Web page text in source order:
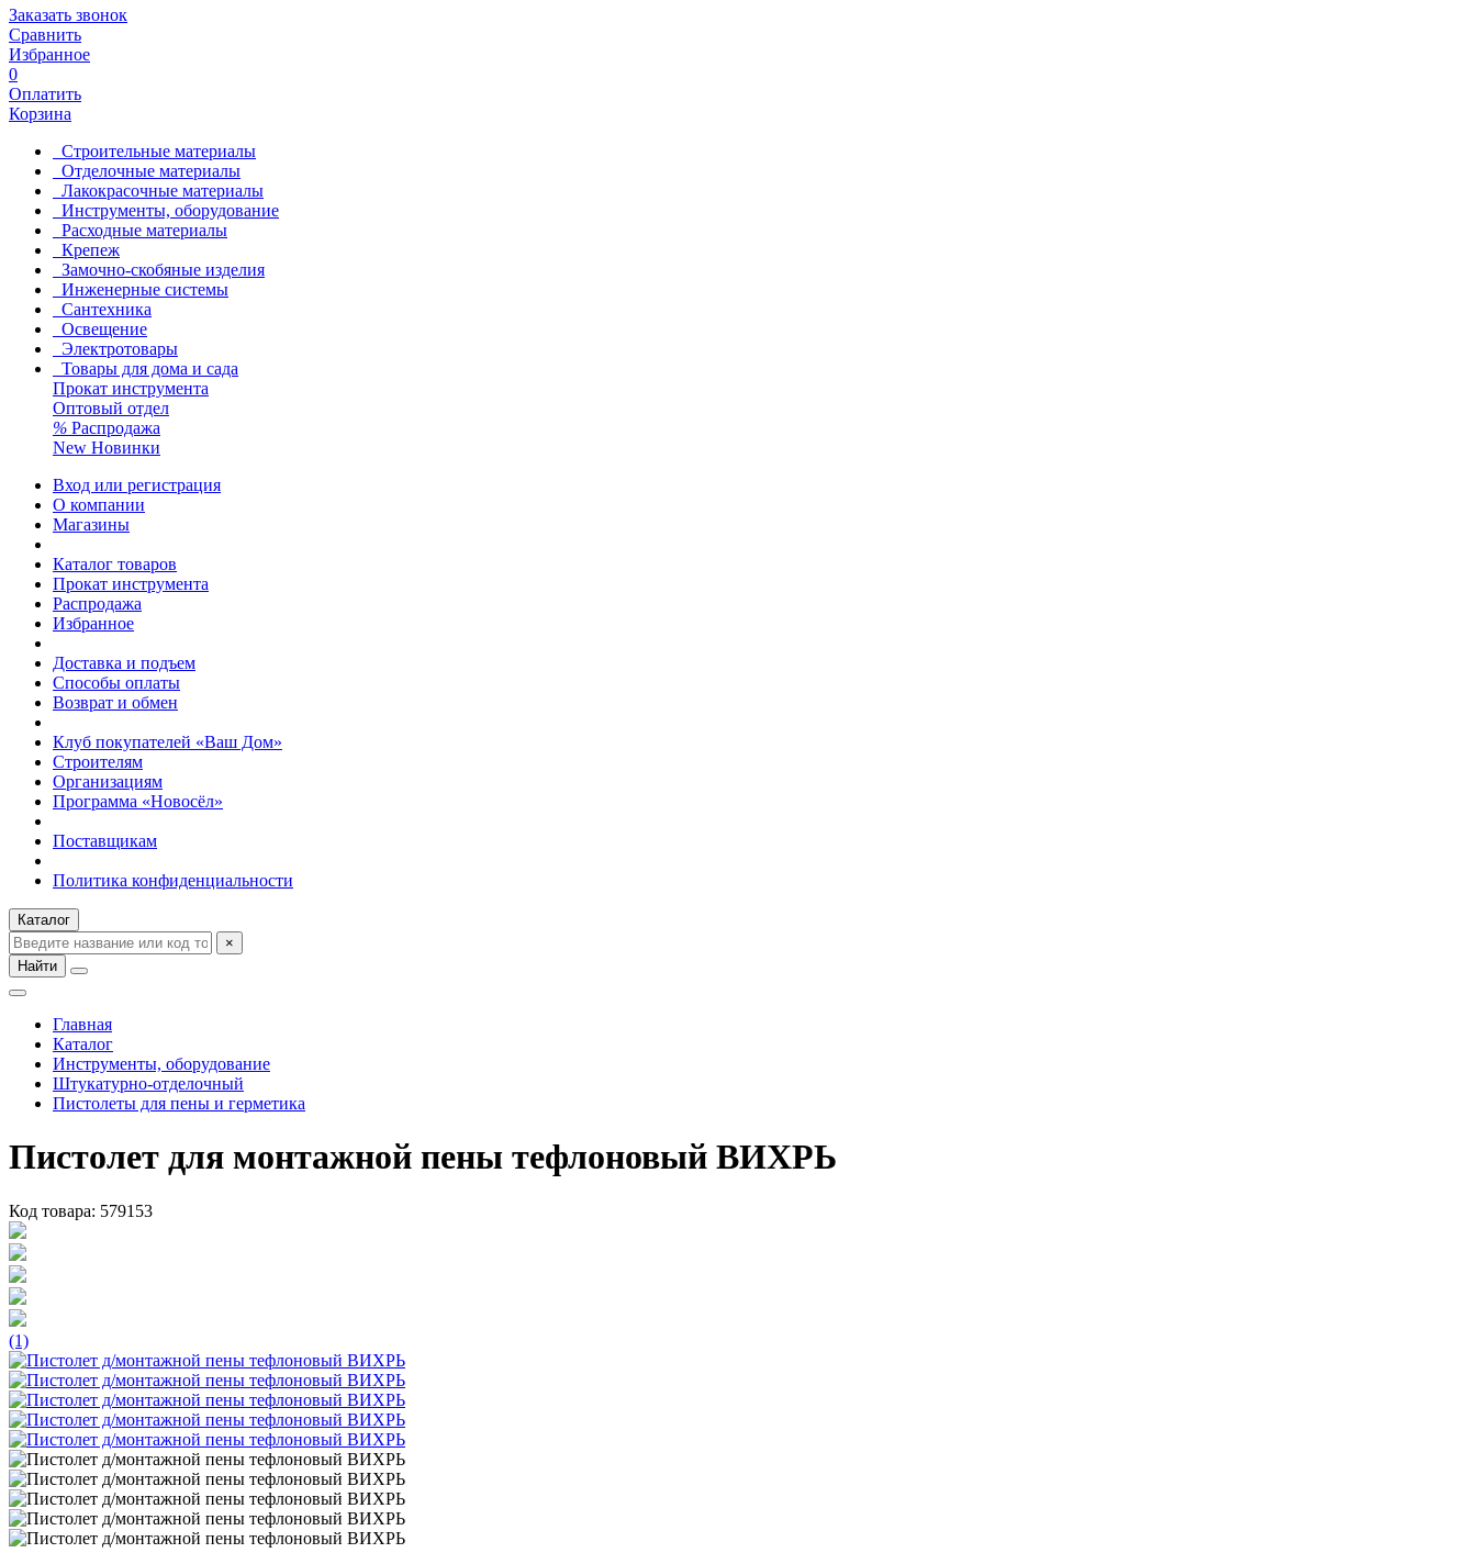
Заказать звонок
Сравнить
Избранное
0
Оплатить
Корзина
Строительные материалы
Отделочные материалы
Лакокрасочные материалы
Инструменты, оборудование
Расходные материалы
Крепеж
Замочно-скобяные изделия
Инженерные системы
Сантехника
Освещение
Электротовары
Товары для дома и сада
Прокат инструмента
Оптовый отдел
% Распродажа
New Новинки
Вход или регистрация
О компании
Магазины
Каталог товаров
Прокат инструмента
Распродажа
Избранное
Доставка и подъем
Способы оплаты
Возврат и обмен
Клуб покупателей «Ваш Дом»
Строителям
Организациям
Программа «Новосёл»
Поставщикам
Политика конфиденциальности
Каталог
×
Найти
Главная
Каталог
Инструменты, оборудование
Штукатурно-отделочный
Пистолеты для пены и герметика
Пистолет для монтажной пены тефлоновый ВИХРЬ
Код товара: 579153
(1)